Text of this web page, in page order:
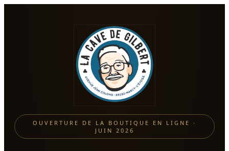
OUVERTURE DE LA BOUTIQUE EN LIGNE ·
JUIN 2026